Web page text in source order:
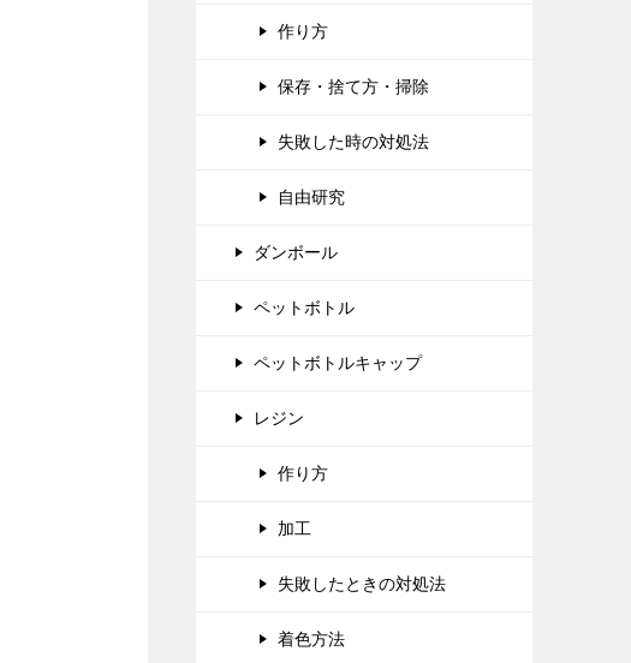
作り方
保存・捨て方・掃除
失敗した時の対処法
自由研究
ダンボール
ペットボトル
ペットボトルキャップ
レジン
作り方
加工
失敗したときの対処法
着色方法